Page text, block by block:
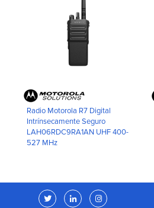
Radio Motorola R7 Digital
Intrínsecamente Seguro
LAH06RDC9RA1AN UHF 400-
527 MHz